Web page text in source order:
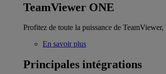
TeamViewer ONE
Profitez de toute la puissance de
En savoir plus
Principales intégrations